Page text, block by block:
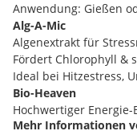
Anwendung: Gießen
Alg-A-Mic
Algenextrakt für
Fördert Chlorophyll &
Ideal bei Hitzestress,
Bio-Heaven
Hochwertiger Energie-
Verbessert
Mehr Informationen